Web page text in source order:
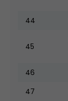
44
45
46
47